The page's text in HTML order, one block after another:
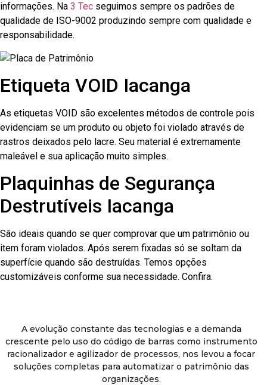
informações. Na 3 Tec seguimos sempre os padrões de
qualidade de ISO-9002 produzindo sempre com qualidade e
responsabilidade.
Etiqueta VOID Iacanga
As etiquetas VOID são excelentes métodos de controle pois
evidenciam se um produto ou objeto foi violado através de
rastros deixados pelo lacre. Seu material é extremamente
maleável e sua aplicação muito simples.
Plaquinhas de Segurança
Destrutíveis Iacanga
São ideais quando se quer comprovar que um patrimônio ou
item foram violados. Após serem fixadas só se soltam da
superfície quando são destruídas. Temos opções
customizáveis conforme sua necessidade. Confira.
A evolução constante das tecnologias e a demanda
crescente pelo uso do código de barras como instrumento
racionalizador e agilizador de processos, nos levou a focar
soluções completas para automatizar o patrimônio das
organizações.